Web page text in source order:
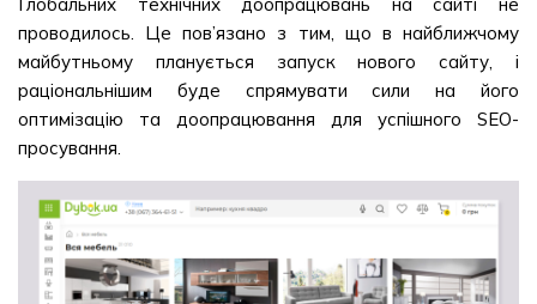
проводилось. Це пов’язано з тим, що в найближчому
майбутньому планується запуск нового сайту, і
раціональнішим буде спрямувати сили на його
оптимізацію та доопрацювання для успішного SEO-
просування.